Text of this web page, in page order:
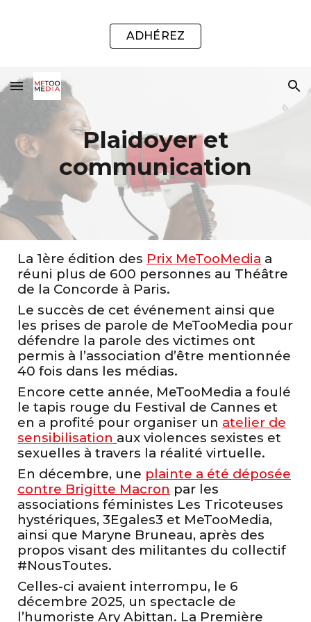
ADHÉREZ
Plaidoyer et
communication
La 1ère édition des Prix MeTooMedia a
réuni plus de 600 personnes au Théâtre
de la Concorde à Paris.
Le succès de cet événement ainsi que
les prises de parole de MeTooMedia pour
défendre la parole des victimes ont
permis à l’association d’être mentionnée
40 fois dans les médias.
Encore cette année, MeTooMedia a foulé
le tapis rouge du Festival de Cannes et
en a profité pour organiser un atelier de
sensibilisation aux violences sexistes et
sexuelles à travers la réalité virtuelle.
En décembre, une plainte a été déposée
contre Brigitte Macron par les
associations féministes Les Tricoteuses
hystériques, 3Egales3 et MeTooMedia,
ainsi que Maryne Bruneau, après des
propos visant des militantes du collectif
#NousToutes.
Celles-ci avaient interrompu, le 6
décembre 2025, un spectacle de
l’humoriste Ary Abittan. La Première